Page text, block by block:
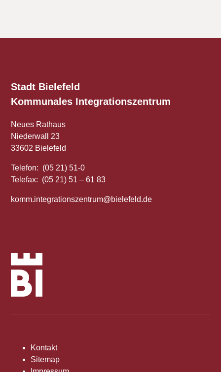
Stadt Bielefeld
Kommunales Integrationszentrum
Neues Rathaus
Niederwall 23
33602 Bielefeld
Telefon: (05 21) 51-0
Telefax: (05 21) 51 – 61 83
komm.integrationszentrum@bielefeld.de
Kontakt
Sitemap